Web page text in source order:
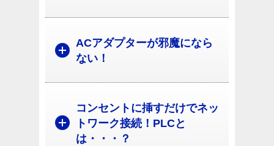
ACアダプターが邪魔になら
ない！
コンセントに挿すだけでネッ
トワーク接続！PLCと
は・・・？